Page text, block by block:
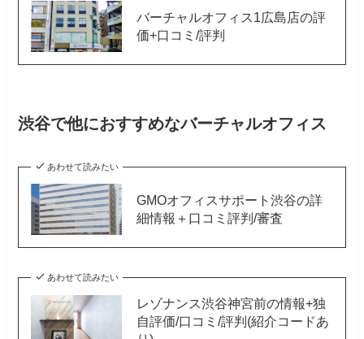
バーチャルオフィス1広島店の評
価+口コミ/評判
渋谷で他におすすめなバーチャルオフィス
あわせて読みたい
GMOオフィスサポート渋谷の詳
細情報＋口コミ評判/審査
あわせて読みたい
レゾナンス渋谷神宮前の情報+独
自評価/口コミ/評判(紹介コードあ